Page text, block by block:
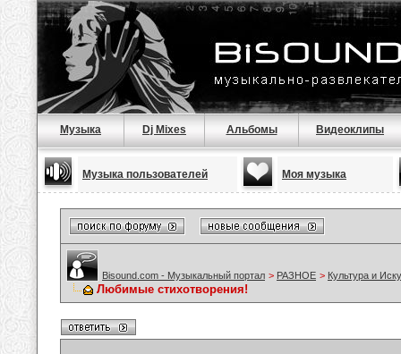
Музыка Dj Mixes Альбомы Видеоклипы
Музыка пользователей Моя музыка
Bisound.com - Музыкальный портал > РАЗНОЕ > Культура и
Любимые стихотворения!